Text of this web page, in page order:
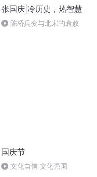
张国庆|冷历史，热智慧
陈桥兵变与北宋的衰败
国庆节
文化自信 文化强国